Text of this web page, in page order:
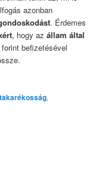
azonban
. Érdemes
, hogy azállam által
befizetésével
,